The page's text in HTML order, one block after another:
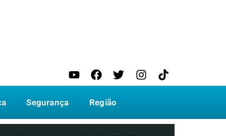
Segurança Região